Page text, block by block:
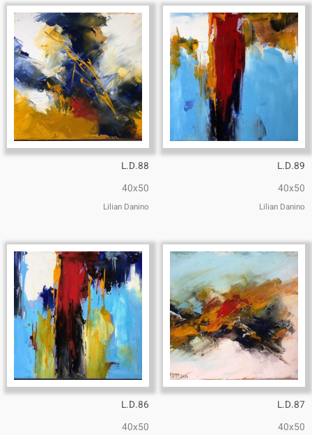
L.D.89
40x50
Lilian Danino
L.D.88
40x50
Lilian Danino
L.D.87
40x50
L.D.86
40x50